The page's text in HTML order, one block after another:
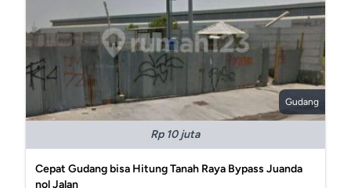
Gudang
Rp 10 juta
Cepat Gudang bisa Hitung Tanah Raya Bypass Juanda
nol Jalan